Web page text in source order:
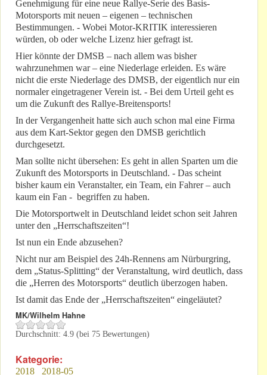
Genehmigung für eine neue Rallye-Serie des Basis-
Motorsports mit neuen – eigenen – technischen
Bestimmungen. - Wobei Motor-KRITIK interessieren
würden, ob oder welche Lizenz hier gefragt ist.
Hier könnte der DMSB – nach allem was bisher
wahrzunehmen war – eine Niederlage erleiden. Es wäre
nicht die erste Niederlage des DMSB, der eigentlich nur ein
normaler eingetragener Verein ist. - Bei dem Urteil geht es
um die Zukunft des Rallye-Breitensports!
In der Vergangenheit hatte sich auch schon mal eine Firma
aus dem Kart-Sektor gegen den DMSB gerichtlich
durchgesetzt.
Man sollte nicht übersehen: Es geht in allen Sparten um die
Zukunft des Motorsports in Deutschland. - Das scheint
bisher kaum ein Veranstalter, ein Team, ein Fahrer – auch
kaum ein Fan - begriffen zu haben.
Die Motorsportwelt in Deutschland leidet schon seit Jahren
unter den „Herrschaftszeiten“!
Ist nun ein Ende abzusehen?
Nicht nur am Beispiel des 24h-Rennens am Nürburgring,
dem „Status-Splitting“ der Veranstaltung, wird deutlich, dass
die „Herren des Motorsports“ deutlich überzogen haben.
Ist damit das Ende der „Herrschaftszeiten“ eingeläutet?
MK/Wilhelm Hahne
Durchschnitt: 4.9 (bei 75 Bewertungen)
Kategorie:
2018
2018-05